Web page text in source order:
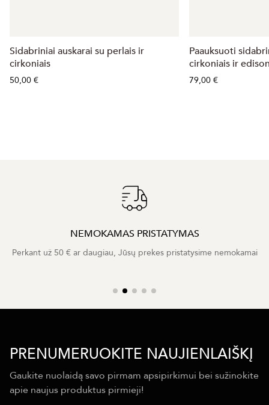
Sidabriniai auskarai su perlais ir
cirkoniais
50,00 €
Paauksuoti
cirkoniais ir
79,00 €
NEMOKAMAS PRISTATYMAS
Perkant už 50 € ar daugiau, Jūsų prekes pristatysime nemokamai
PRENUMERUOKITE NAUJIENLAIŠKĮ
Gaukite nuolaidą savo pirmam apsipirkimui bei sužinokite
apie naujus produktus pirmieji!